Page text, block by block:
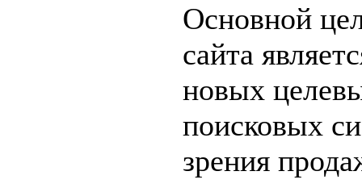
Основной
сайта
новых
поисковых
зрения